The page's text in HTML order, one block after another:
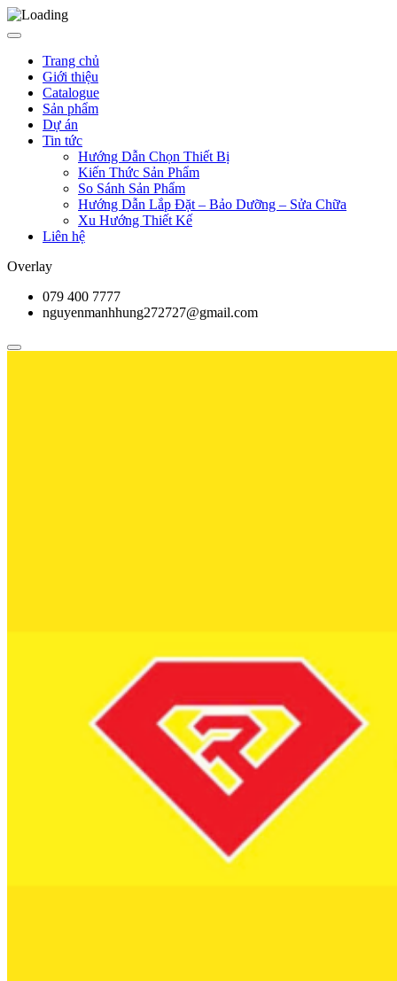
Trang chủ
Giới thiệu
Catalogue
Sản phẩm
Dự án
Tin tức
Hướng Dẫn Chọn Thiết Bị
Kiến Thức Sản Phẩm
So Sánh Sản Phẩm
Hướng Dẫn Lắp Đặt – Bảo Dưỡng – Sửa Chữa
Xu Hướng Thiết Kế
Liên hệ
Overlay
079 400 7777
nguyenmanhhung272727@gmail.com